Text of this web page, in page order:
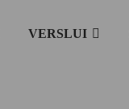
VERSLUI